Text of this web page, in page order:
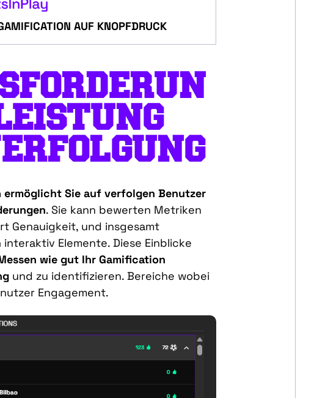
AUF KNOPFDRUCK
ermöglicht Sie aufverfolgen Benutzer
. Sie kann bewerten Metriken
Genauigkeit, und insgesamt
interaktiv Elemente.Diese Einblicke
wie gut Ihr Gamification
und zu identifizieren. Bereiche wobei
Engagement.